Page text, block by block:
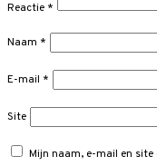
Reactie *
Naam *
E-mail *
Site
Mijn naam, e-mail en